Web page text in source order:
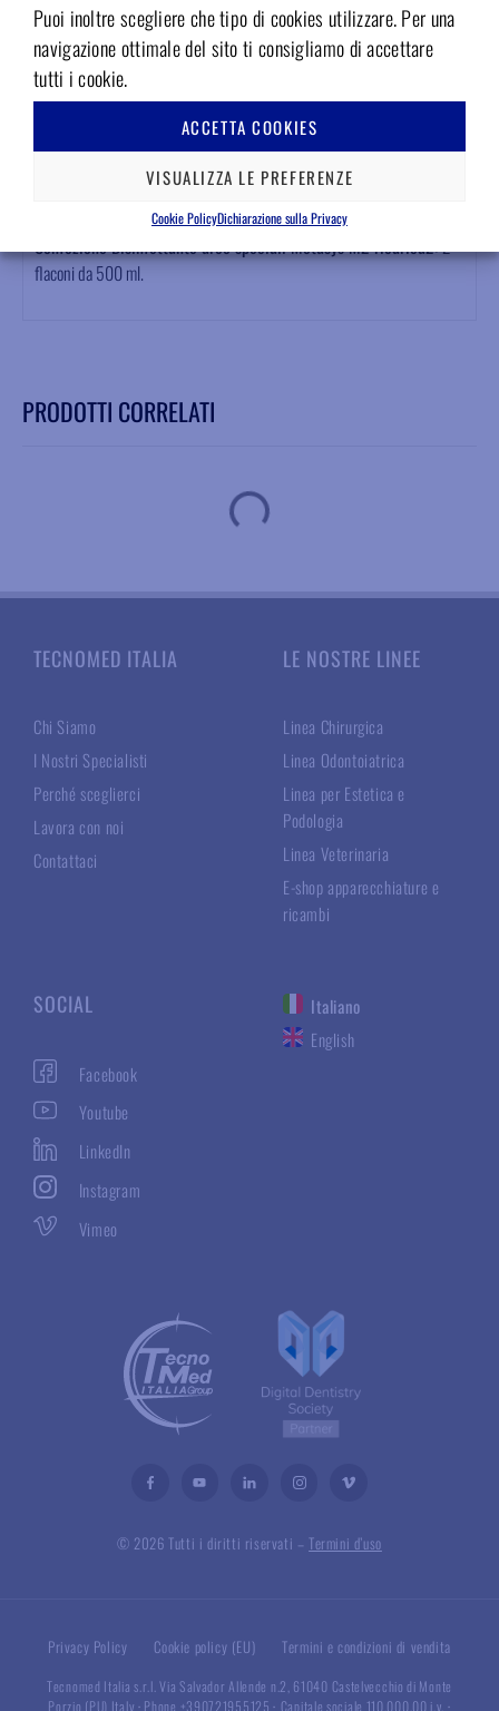
Puoi inoltre scegliere che tipo di cookies utilizzare. Per una
navigazione ottimale del sito ti consigliamo di accettare
tutti i cookie.
ACCETTA COOKIES
VISUALIZZA LE PREFERENZE
Cookie PolicyDichiarazione sulla Privacy
Disinfezione e pulizia del sistema di aspirazione con
GREEN&CLEAN M2
Efficiente
garantiscono un’igiene profonda.
: la combinazione cromatica rosso/verde offre
un’indicazione visiva della presenza di principi attivi differenti,
Confezione Disinfettante aree speciali Metasys M2 ricarica2:2
flaconi da 500 ml.
PRODOTTI CORRELATI
© 2026 Tutti i diritti riservati –Termini d’uso
TECNOMED ITALIA
Chi Siamo
I Nostri Specialisti
Perché sceglierci
Lavora con noi
Contattaci
LE NOSTRE LINEE
Linea Chirurgica
Linea Odontoiatrica
Linea per Estetica e
Podologia
Linea Veterinaria
E-shop apparecchiature e
ricambi
SOCIAL
Facebook
Youtube
LinkedIn
Instagram
Vimeo
Italiano
English
Privacy Policy Cookie policy (EU) Termini e condizioni di vendita
Tecnomed Italia s.r.l. Via Salvador Allende n.2, 61040 Castelvecchio di Monte
Porzio (PU) Italy · Phone +390721955125· Capitale sociale 110.000,00 i.v. ·